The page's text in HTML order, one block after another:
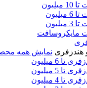
مایکروسافت
هندزفری نمایش همه
تا 6 میلیون
تا 5 میلیون
تا 4 میلیون